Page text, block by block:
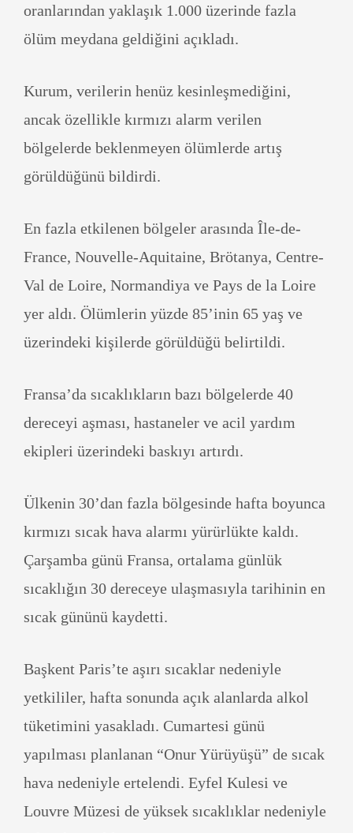
oranlarından yaklaşık 1.000 üzerinde fazla
ölüm meydana geldiğini açıkladı.
Kurum, verilerin henüz kesinleşmediğini,
ancak özellikle kırmızı alarm verilen
bölgelerde beklenmeyen ölümlerde artış
görüldüğünü bildirdi.
En fazla etkilenen bölgeler arasında Île-de-
France, Nouvelle-Aquitaine, Brötanya, Centre-
Val de Loire, Normandiya ve Pays de la Loire
yer aldı. Ölümlerin yüzde 85’inin 65 yaş ve
üzerindeki kişilerde görüldüğü belirtildi.
Fransa’da sıcaklıkların bazı bölgelerde 40
dereceyi aşması, hastaneler ve acil yardım
ekipleri üzerindeki baskıyı artırdı.
Ülkenin 30’dan fazla bölgesinde hafta boyunca
kırmızı sıcak hava alarmı yürürlükte kaldı.
Çarşamba günü Fransa, ortalama günlük
sıcaklığın 30 dereceye ulaşmasıyla tarihinin en
sıcak gününü kaydetti.
Başkent Paris’te aşırı sıcaklar nedeniyle
yetkililer, hafta sonunda açık alanlarda alkol
tüketimini yasakladı. Cumartesi günü
yapılması planlanan “Onur Yürüyüşü” de sıcak
hava nedeniyle ertelendi. Eyfel Kulesi ve
Louvre Müzesi de yüksek sıcaklıklar nedeniyle